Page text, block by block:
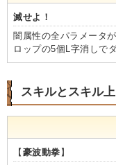
滅せよ！
闇属性の全パラメータ
ロップの5個L字消しで
スキルとスキル
【 豪波動拳 】